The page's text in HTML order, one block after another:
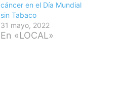
cáncer en el Día Mundial
sin Tabaco
31 mayo, 2022
En «LOCAL»